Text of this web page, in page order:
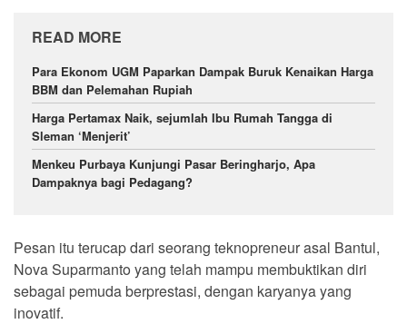
READ MORE
Para Ekonom UGM Paparkan Dampak Buruk Kenaikan Harga
BBM dan Pelemahan Rupiah
Harga Pertamax Naik, sejumlah Ibu Rumah Tangga di
Sleman ‘Menjerit’
Menkeu Purbaya Kunjungi Pasar Beringharjo, Apa
Dampaknya bagi Pedagang?
Pesan itu terucap dari seorang teknopreneur asal Bantul,
Nova Suparmanto yang telah mampu membuktikan diri
sebagai pemuda berprestasi, dengan karyanya yang
inovatif.